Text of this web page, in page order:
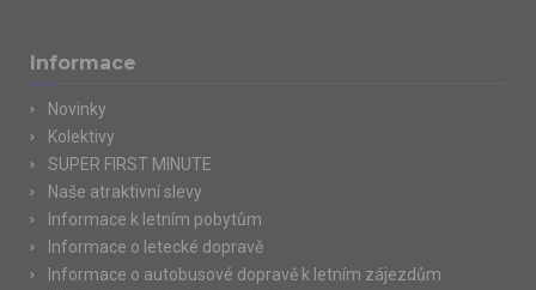
Informace
Novinky
Kolektivy
SUPER FIRST MINUTE
Naše atraktivní slevy
Informace k letním pobytům
Informace o letecké dopravě
Informace o autobusové dopravě k letním zájezdům